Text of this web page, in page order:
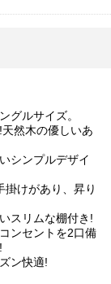
グルサイズ。
然木の優しいあ
シンプルデザイ
けがあり、昇り
スリムな棚付き!
ンセントを2口備
ン快適!